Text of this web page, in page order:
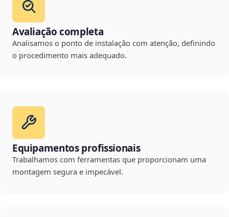
Avaliação completa
Analisamos o ponto de instalação com atenção, definindo
o procedimento mais adequado.
Equipamentos profissionais
Trabalhamos com ferramentas que proporcionam uma
montagem segura e impecável.